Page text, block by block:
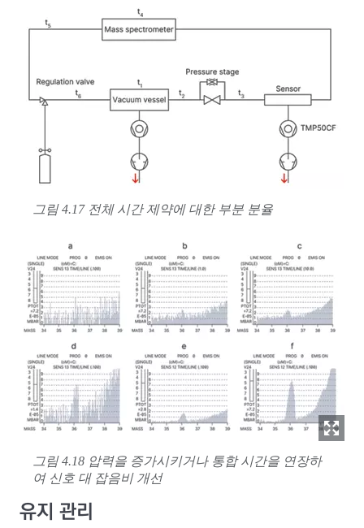
그림 4.17 전체 시간 제약에 대한 부분 분율
그림 4.18 압력을 증가시키거나 통합 시간을 연장하
여 신호 대 잡음비 개선
유지 관리